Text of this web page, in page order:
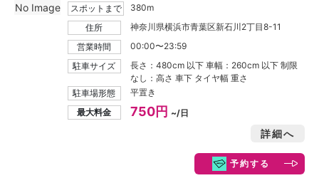
スポットまで
380m
住所
神奈川県横浜市青葉区新石川2丁目8-11
営業時間
00:00〜23:59
駐車サイズ
長さ：480cm 以下 車幅：260cm 以下 制限
なし：高さ 車下 タイヤ幅 重さ
駐車場形態
平置き
最大料金
750円 ~/日
詳細へ
予約する
No Image